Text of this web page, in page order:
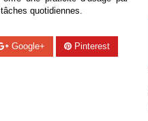
quotidiennes.
Google+ Pinterest